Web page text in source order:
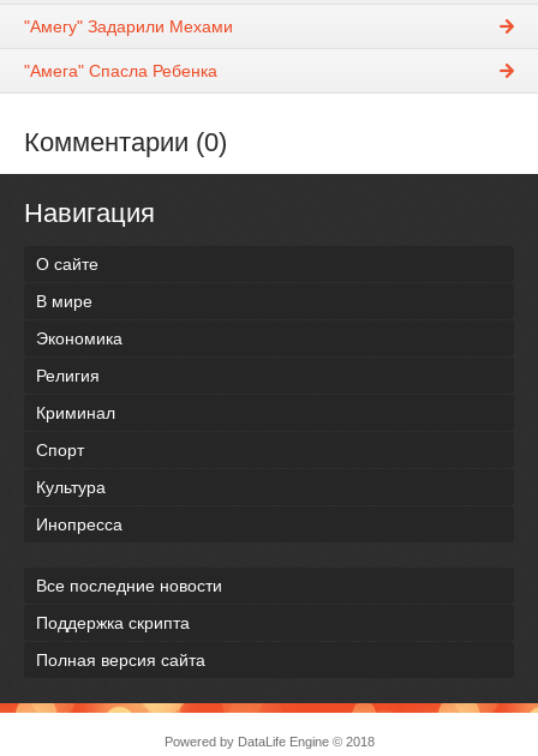
"Амегу" Задарили Мехами
"Амега" Спасла Ребенка
Комментарии (0)
Навигация
О сайте
В мире
Экономика
Религия
Криминал
Спорт
Культура
Инопресса
Все последние новости
Поддержка скрипта
Полная версия сайта
Powered by DataLife Engine© 2018